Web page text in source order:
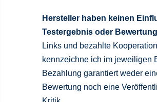
Hersteller haben keinen
Testergebnis oder
Links und bezahlte
kennzeichne ich im jeweiligen
Bezahlung garantiert weder
Bewertung noch eine